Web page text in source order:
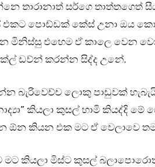
තාරානාත් සර්ගෙ තාත්තගෙත්
පොඩ්ඩක් කේස් උනා ඔය
මිනිස්සු එහෙම ඒ කාලෙ වෙන
ඩව්න් කරන්න සිද්ද උනේ.
බැරිවෙච්ච ලොකු පාඩුවක්
කියලා කුසල් හාමි කියද්දි
ඕන කියන එක මට ඒ වෙලාවෙ
මට කියලා මිස්ට කුසල්